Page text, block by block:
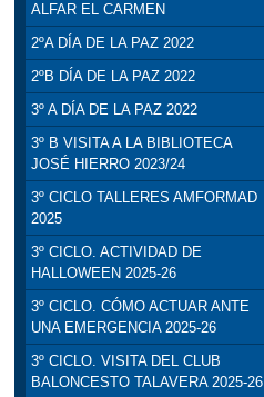
ALFAR EL CARMEN
2ºA DÍA DE LA PAZ 2022
2ºB DÍA DE LA PAZ 2022
3º A DÍA DE LA PAZ 2022
3º B VISITA A LA BIBLIOTECA
JOSÉ HIERRO 2023/24
3º CICLO TALLERES AMFORMAD
2025
3º CICLO. ACTIVIDAD DE
HALLOWEEN 2025-26
3º CICLO. CÓMO ACTUAR ANTE
UNA EMERGENCIA 2025-26
3º CICLO. VISITA DEL CLUB
BALONCESTO TALAVERA 2025-26